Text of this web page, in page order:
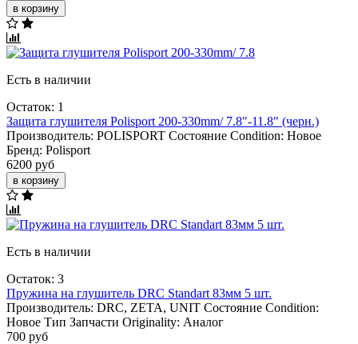
в корзину
Есть в наличии
Остаток: 1
Защита глушителя Polisport 200-330mm/ 7.8"-11.8" (черн.)
Производитель: POLISPORT Состояние Condition: Новое
Бренд: Polisport
6200 руб
в корзину
Есть в наличии
Остаток: 3
Пружина на глушитель DRC Standart 83мм 5 шт.
Производитель: DRC, ZETA, UNIT Состояние Condition:
Новое Тип Запчасти Originality: Аналог
700 руб